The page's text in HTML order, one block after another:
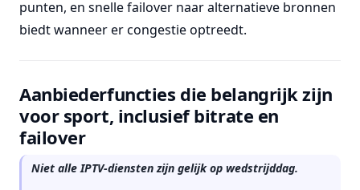
punten, en snelle failover naar alternatieve bronnen
biedt wanneer er congestie optreedt.
Aanbiederfuncties die belangrijk zijn
voor sport, inclusief bitrate en
failover
Niet alle IPTV-diensten zijn gelijk op wedstrijddag.